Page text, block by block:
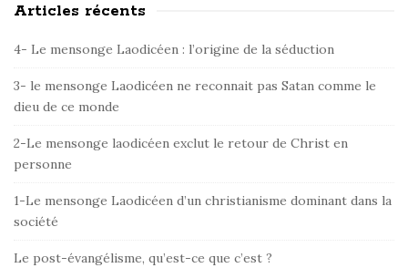
S
e
S
i
d
b
a
r
Articles récents
4- Le mensonge Laodicéen : l’origine de la séduction
3- le mensonge Laodicéen ne reconnait pas Satan comme le
dieu de ce monde
2-Le mensonge laodicéen exclut le retour de Christ en
personne
1-Le mensonge Laodicéen d’un christianisme dominant dans la
société
Le post-évangélisme, qu’est-ce que c’est ?